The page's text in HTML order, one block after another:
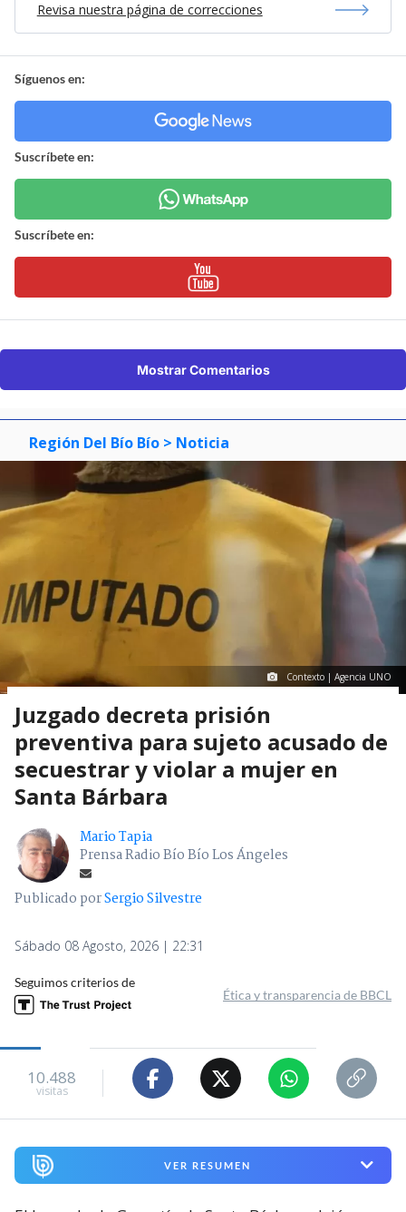
Revisa nuestra página de correcciones
Síguenos en:
Suscríbete en:
Suscríbete en:
Mostrar Comentarios
Región Del Bío Bío > Noticia
Contexto | Agencia UNO
Juzgado decreta prisión
preventiva para sujeto acusado de
secuestrar y violar a mujer en
Santa Bárbara
Mario Tapia
Prensa Radio Bío Bío Los Ángeles
Publicado porSergio Silvestre
Sábado 08 Agosto, 2026 | 22:31
Seguimos criterios de
Ética y transparencia de BBCL
10.488
visitas
VER RESUMEN